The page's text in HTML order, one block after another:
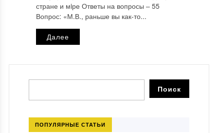
стране и мiре Ответы на вопросы ‒ 55
Вопрос: «М.В., раньше вы как-то...
Далее
ПОПУЛЯРНЫЕ СТАТЬИ